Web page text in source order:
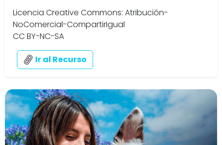
Licencia Creative Commons: Atribución-
NoComercial-CompartirIgual
CC BY-NC-SA
Ir al Recurso